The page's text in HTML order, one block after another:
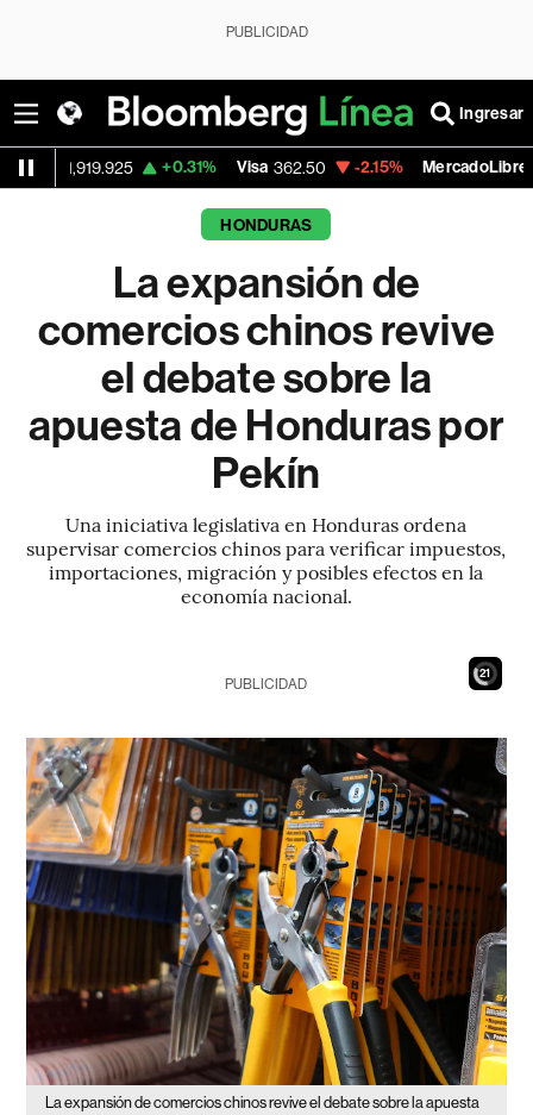
PUBLICIDAD
Ingresar
+0.31% Visa 362.50 -2.15% MercadoLibre 1,821.795 -
HONDURAS
La expansión de
comercios chinos revive
el debate sobre la
apuesta de Honduras por
Pekín
Una iniciativa legislativa en Honduras ordena
supervisar comercios chinos para verificar impuestos,
importaciones, migración y posibles efectos en la
economía nacional.
19
PUBLICIDAD
La expansión de comercios chinos revive el debate sobre la apuesta